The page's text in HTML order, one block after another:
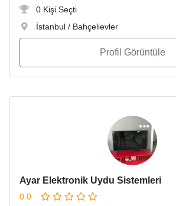
0 Kişi Seçti
İstanbul / Bahçelievler
Profil Görüntüle
Ayar Elektronik Uydu Sistemleri
0.0